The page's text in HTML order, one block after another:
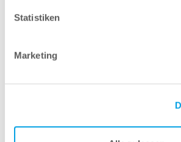
Statistiken
Marketing
vollwertigen Business-Systems mit
modernen, flexiblen